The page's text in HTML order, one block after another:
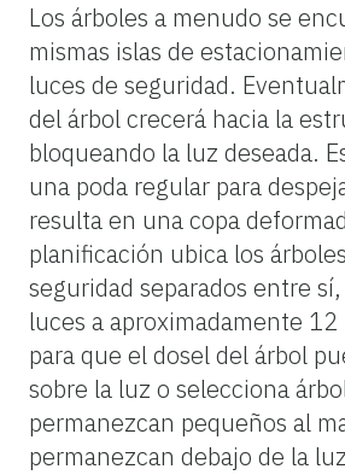
Los árboles a menudo se
mismas islas de
luces de seguridad.
del árbol crecerá hacia la
bloqueando la luz deseada.
una poda regular para
resulta en una copa
planificación ubica los
seguridad separados entre
luces a aproximadamente
para que el dosel del árbol
sobre la luz o selecciona
permanezcan pequeños al
permanezcan debajo de la